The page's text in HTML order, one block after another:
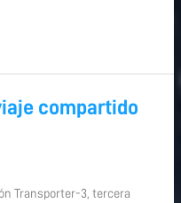
compartido
Transporter-3, tercera